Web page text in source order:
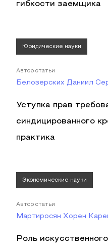
гибкости заемщика
Юридические науки
Автор статьи
Белозерских Даниил
Уступка прав
синдицированного
практика
Экономические науки
Автор статьи
Мартиросян Хорен
Роль